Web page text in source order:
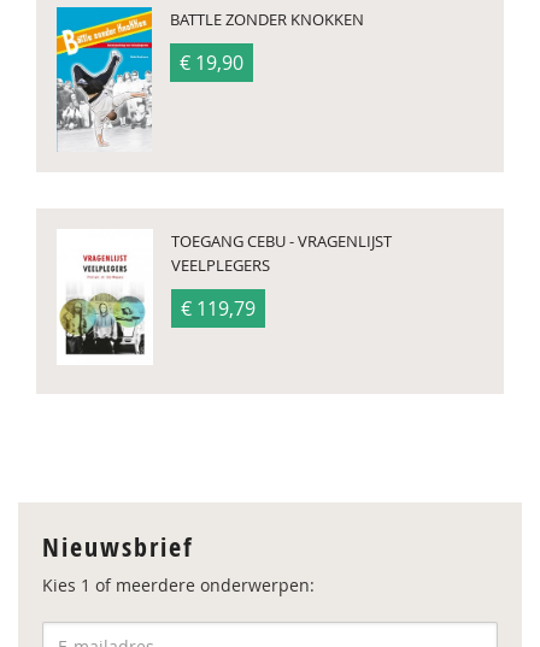
BATTLE ZONDER KNOKKEN
€ 19,90
TOEGANG CEBU - VRAGENLIJST
VEELPLEGERS
€ 119,79
Nieuwsbrief
Kies 1 of meerdere onderwerpen: